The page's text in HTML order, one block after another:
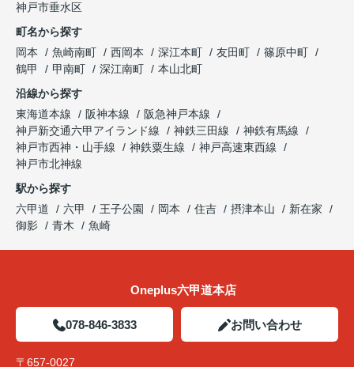
神戸市垂水区
町名から探す
岡本
魚崎南町 西岡本 深江本町 友田町
篠原中町
鶴甲
甲南町 深江南町
本山北町
沿線から探す
東海道本線
阪神本線
阪急神戸本線
神戸新交通六甲アイランド線
神鉄三田線
神鉄有馬線
神戸市西神・山手線
神鉄粟生線
神戸高速東西線
神戸市北神線
駅から探す
六甲道
六甲 王子公園 岡本 住吉 摂津本山
新在家
御影
青木 魚崎
Oneplus六甲道本店
078-846-3833 お問い合わせ
〒657-0027